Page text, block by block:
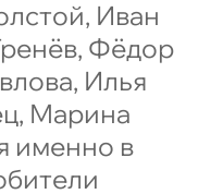
Иван
Фёдор
Илья
Марина
именно в